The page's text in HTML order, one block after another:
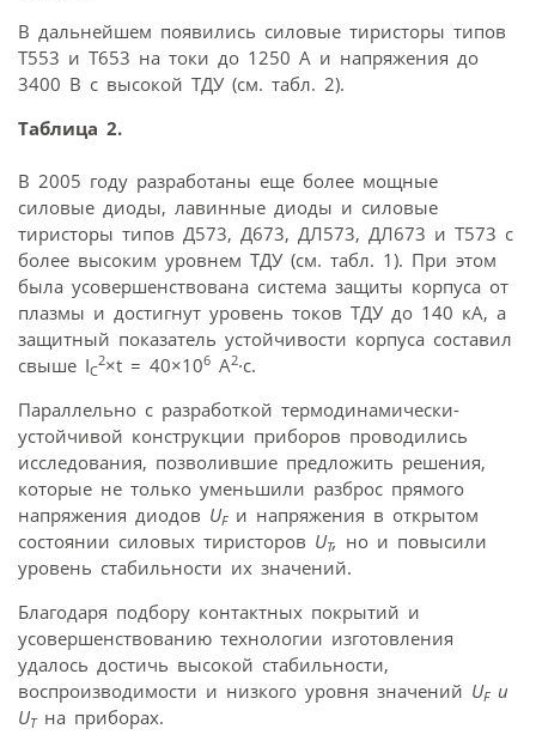
В дальнейшем появились силовые тиристоры типов
Т553 и Т653 на токи до 1250 А и напряжения до
3400 В с высокой ТДУ (см. табл. 2).
Таблица 2.
В 2005 году разработаны еще более мощные
силовые диоды, лавинные диоды и силовые
тиристоры типов Д573, Д673, ДЛ573, ДЛ673 и Т573 с
более высоким уровнем ТДУ (см. табл. 1). При этом
была усовершенствована система защиты корпуса от
плазмы и достигнут уровень токов ТДУ до 140 кА, а
защитный показатель устойчивости корпуса составил
свыше IC
2×t = 40×106 A2·c.
Параллельно с разработкой термодинамически-
устойчивой конструкции приборов проводились
исследования, позволившие предложить решения,
которые не только уменьшили разброс прямого
напряжения диодов UFи напряжения в открытом
состоянии силовых тиристоров UТ, но и повысили
уровень стабильности их значений.
Благодаря подбору контактных покрытий и
усовершенствованию технологии изготовления
удалось достичь высокой стабильности,
воспроизводимости и низкого уровня значений UFи
UТна приборах.